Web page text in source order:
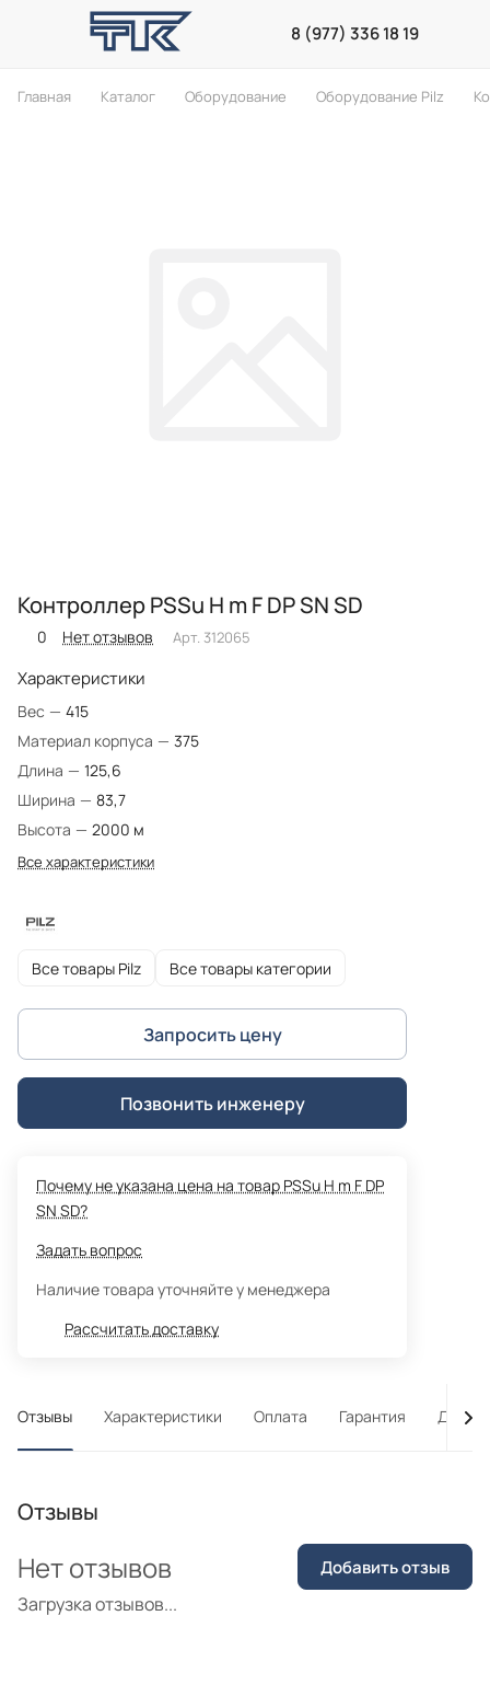
8 (977) 336 18 19
Главная Каталог Оборудование Оборудование Pilz
Контроллер PSSu H m F DP SN SD
0 Нет отзывов Арт. 312065
Характеристики
Вес — 415
Материал корпуса — 375
Длина — 125,6
Ширина — 83,7
Высота — 2000 м
Все характеристики
Все товары Pilz Все товары категории
Запросить цену
Позвонить инженеру
Почему не указана цена на товар PSSu H m F DP
SN SD?
Задать вопрос
Наличие товара уточняйте у менеджера
Рассчитать доставку
Отзывы Характеристики Оплата Гарантия
Отзывы
Загрузка отзывов...
Нет отзывов Добавить отзыв